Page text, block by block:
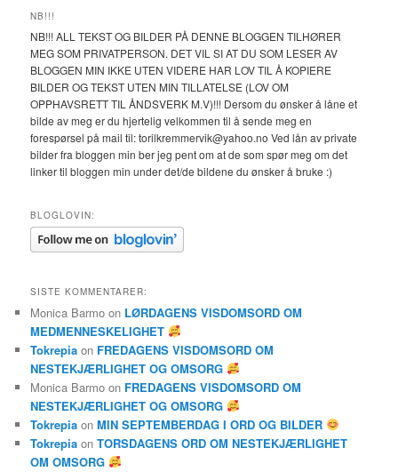
NB!!!
NB!!! ALL TEKST OG BILDER PÅ DENNE BLOGGEN TILHØRER
MEG SOM PRIVATPERSON. DET VIL SI AT DU SOM LESER AV
BLOGGEN MIN IKKE UTEN VIDERE HAR LOV TIL Å KOPIERE
BILDER OG TEKST UTEN MIN TILLATELSE (LOV OM
OPPHAVSRETT TIL ÅNDSVERK M.V)!!! Dersom du ønsker å låne et
bilde av meg er du hjertelig velkommen til å sende meg en
forespørsel på mail til: torilkremmervik@yahoo.no Ved lån av private
bilder fra bloggen min ber jeg pent om at de som spør meg om det
linker til bloggen min under det/de bildene du ønsker å bruke :)
BLOGLOVIN:
SISTE KOMMENTARER:
Monica Barmo on LØRDAGENS VISDOMSORD OM
MEDMENNESKELIGHET
Tokrepia on FREDAGENS VISDOMSORD OM
NESTEKJÆRLIGHET OG OMSORG
Monica Barmo on FREDAGENS VISDOMSORD OM
NESTEKJÆRLIGHET OG OMSORG
Tokrepia onMIN SEPTEMBERDAG I ORD OG BILDER
Tokrepia onTORSDAGENS ORD OM NESTEKJÆRLIGHET
OM OMSORG